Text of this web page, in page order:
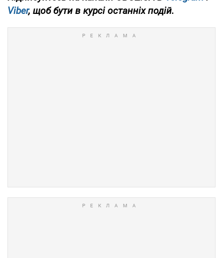
Viber, щоб бути в курсі останніх подій.